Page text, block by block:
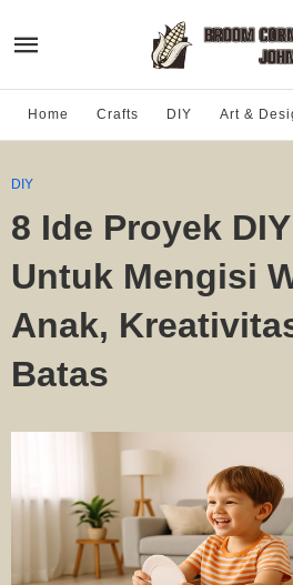
Home Crafts DIY Art &
DIY
8 Ide Proyek
Untuk Mengisi
Anak,
Batas